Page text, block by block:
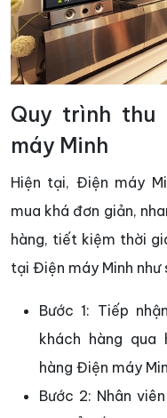
Quy trình thu
máy Minh
Hiện tại, Điện máy
mua khá đơn giản,
hàng, tiết kiệm thời
tại Điện máy Minh như
Bước 1: Tiếp
khách hàng
hàng Điện máy
Bước 2: Nhân